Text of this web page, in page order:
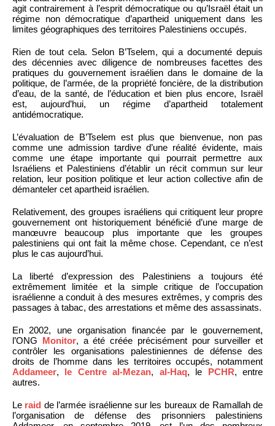
agit contrairement à l’esprit démocratique ou qu’Israël était un
régime non démocratique d’apartheid uniquement dans les
limites géographiques des territoires Palestiniens occupés.
Rien de tout cela. Selon B’Tselem, qui a documenté depuis
des décennies avec diligence de nombreuses facettes des
pratiques du gouvernement israélien dans le domaine de la
politique, de l’armée, de la propriété foncière, de la distribution
d’eau, de la santé, de l’éducation et bien plus encore, Israël
est, aujourd’hui, un régime d’apartheid totalement
antidémocratique.
L’évaluation de B’Tselem est plus que bienvenue, non pas
comme une admission tardive d’une réalité évidente, mais
comme une étape importante qui pourrait permettre aux
Israéliens et Palestiniens d’établir un récit commun sur leur
relation, leur position politique et leur action collective afin de
démanteler cet apartheid israélien.
Relativement, des groupes israéliens qui critiquent leur propre
gouvernement ont historiquement bénéficié d’une marge de
manœuvre beaucoup plus importante que les groupes
palestiniens qui ont fait la même chose. Cependant, ce n’est
plus le cas aujourd’hui.
La liberté d’expression des Palestiniens a toujours été
extrêmement limitée et la simple critique de l’occupation
israélienne a conduit à des mesures extrêmes, y compris des
passages à tabac, des arrestations et même des assassinats.
En 2002, une organisation financée par le gouvernement,
l’ONG Monitor, a été créée précisément pour surveiller et
contrôler les organisations palestiniennes de défense des
droits de l’homme dans les territoires occupés, notamment
Addameer, le Centre al-Mezan, al-Haq, le PCHR, entre
autres.
Le raid de l’armée israélienne sur les bureaux de Ramallah de
l’organisation de défense des prisonniers palestiniens